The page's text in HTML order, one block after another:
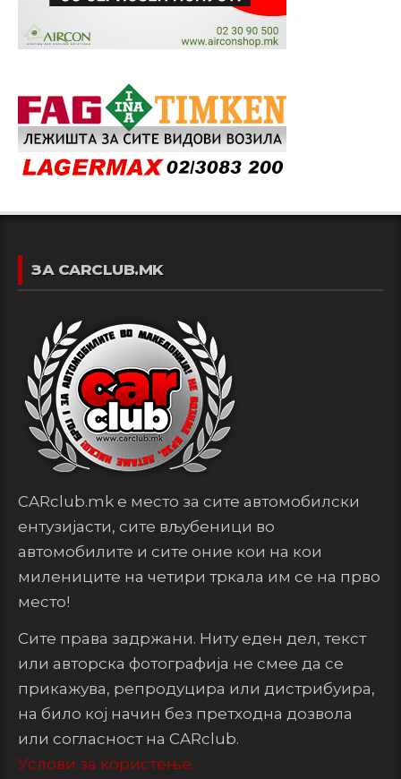
ЗА CARCLUB.MK
CARclub.mk е место за сите автомобилски
ентузијасти, сите вљубеници во
автомобилите и сите оние кои на кои
милениците на четири тркала им се на прво
место!
Сите права задржани. Ниту еден дел, текст
или авторска фотографија не смее да се
прикажува, репродуцира или дистрибуира,
на било кој начин без претходна дозвола
или согласност на CARclub.
Услови за користење.